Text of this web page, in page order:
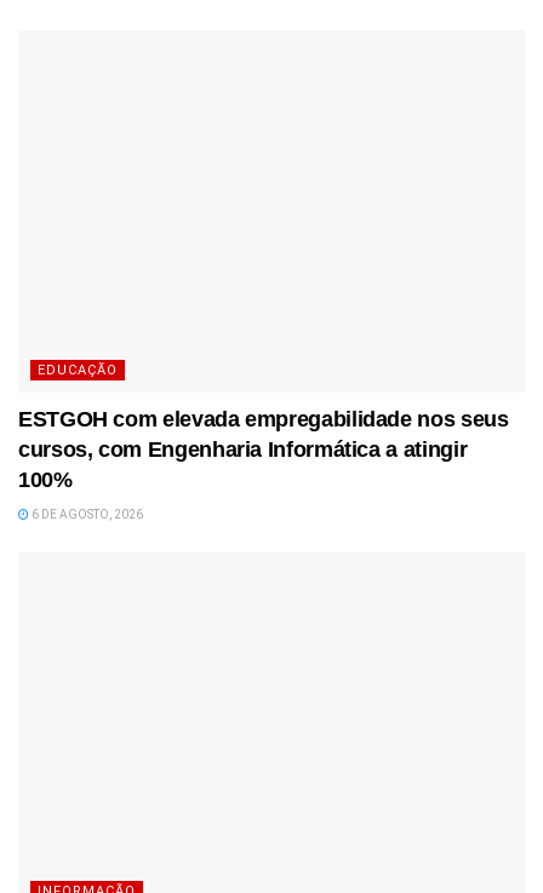
EDUCAÇÃO
ESTGOH com elevada empregabilidade nos seus
cursos, com Engenharia Informática a atingir
100%
6 DE AGOSTO, 2026